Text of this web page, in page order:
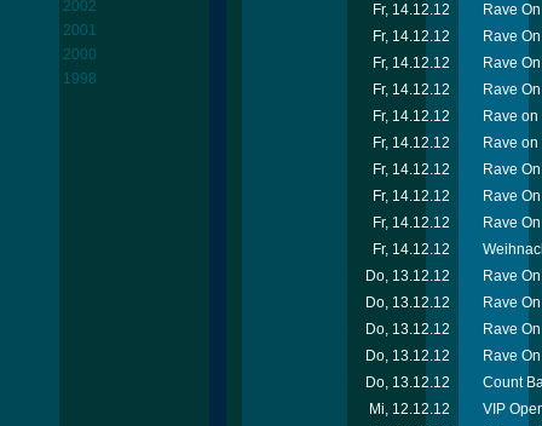
2002
2001
2000
1998
Fr, 14.12.12
Rave
Fr, 14.12.12
Rave
Fr, 14.12.12
Rave
Fr, 14.12.12
Rave
Fr, 14.12.12
Rave
Fr, 14.12.12
Rave
Fr, 14.12.12
Rave
Fr, 14.12.12
Rave
Fr, 14.12.12
Rave
Fr, 14.12.12
Do, 13.12.12
Rave
Do, 13.12.12
Rave
Do, 13.12.12
Rave
Do, 13.12.12
Rave
Do, 13.12.12
Count
Mi, 12.12.12
VIP